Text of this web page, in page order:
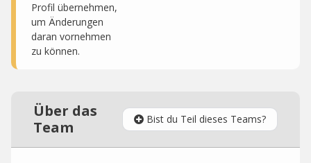
Profil übernehmen,
um Änderungen
daran vornehmen
zu können.
Über das
Team
Bist du Teil dieses Teams?